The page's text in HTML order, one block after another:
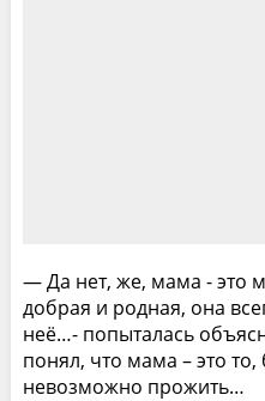
— Да нет, же, мама - это
добрая и родная, она
неё…- попыталась
понял, что мама – это то,
невозможно прожить…